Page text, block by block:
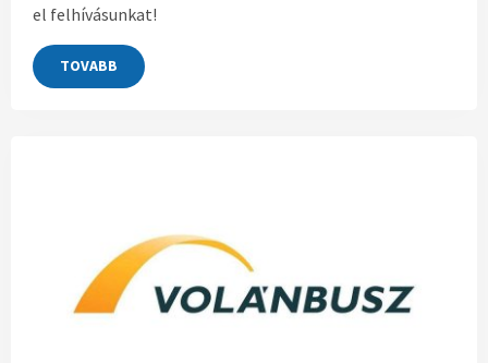
el felhívásunkat!
TOVABB